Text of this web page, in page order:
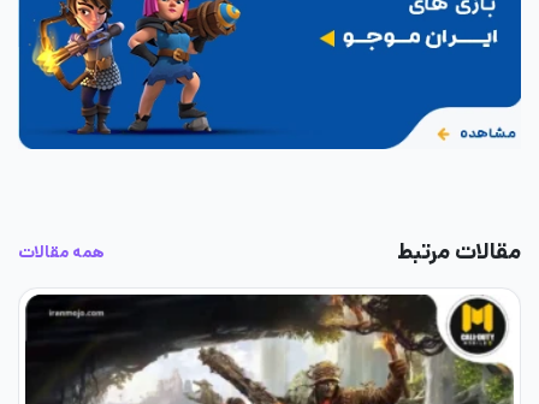
مقالات مرتبط همه مقالات